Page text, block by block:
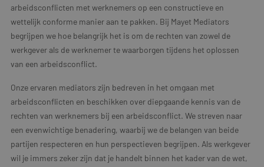
arbeidsconflicten met werknemers op een constructieve en
wettelijk conforme manier aan te pakken. Bij Mayet Mediators
begrijpen we hoe belangrijk het is om de rechten van zowel de
werkgever als de werknemer te waarborgen tijdens het oplossen
van een arbeidsconflict.
Onze ervaren mediators zijn bedreven in het omgaan met
arbeidsconflicten en beschikken over diepgaande kennis van de
rechten van werknemers bij een arbeidsconflict. We streven naar
een evenwichtige benadering, waarbij we de belangen van beide
partijen respecteren en hun perspectieven begrijpen. Als werkgever
wil je immers zeker zijn dat je handelt binnen het kader van de wet,